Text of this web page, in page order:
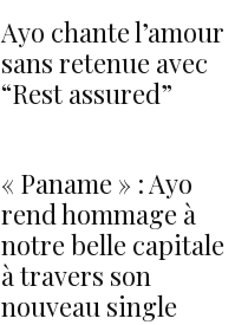
Ayo chante l’amour
sans retenue avec
“Rest assured”
« Paname » : Ayo
rend hommage à
notre belle capitale
à travers son
nouveau single